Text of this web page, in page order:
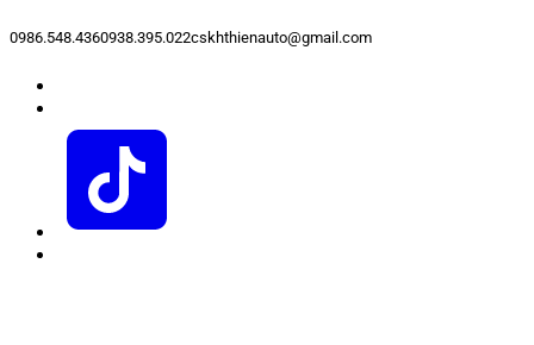
0986.548.4360938.395.022cskhthienauto@gmail.com